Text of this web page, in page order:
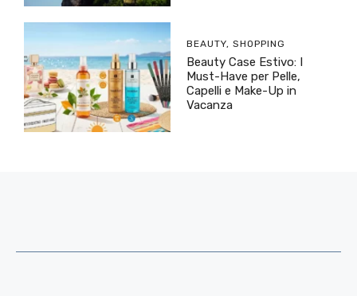
BEAUTY, SHOPPING
Beauty Case Estivo: I
Must-Have per Pelle,
Capelli e Make-Up in
Vacanza